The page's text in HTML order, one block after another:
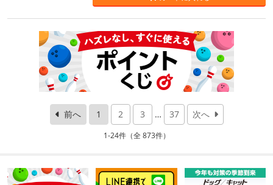
前へ 1 2 3 … 37 次へ
1-24件（全 873件）